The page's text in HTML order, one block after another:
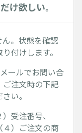
け欲しい。
。状態を確認
付けします。
ールでお問い合
注文時の下記
い。
受注番号、
４）ご注文の商